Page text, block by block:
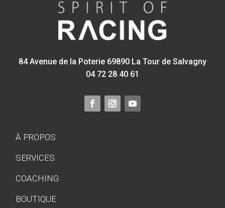
84 Avenue de la Poterie 69890 La Tour de Salvagny
04 72 28 40 61
À PROPOS
SERVICES
COACHING
BOUTIQUE